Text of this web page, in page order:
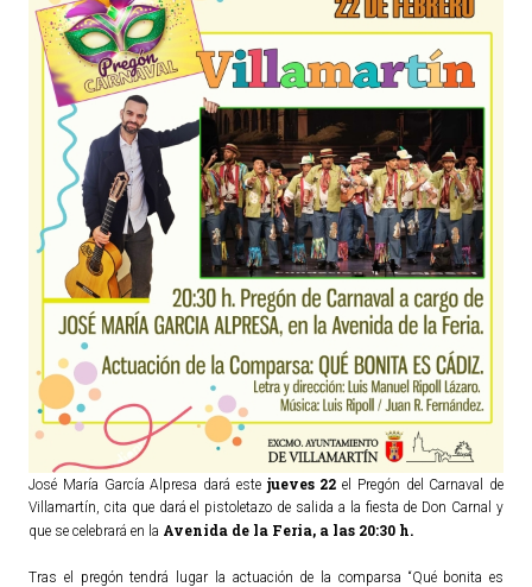
TURISMO
Historia
Qué ver
Fiestas
Gastronomía
Dónde dormir
Dónde comer
Artesanía
Entorno
Callejero
PUBLICACIONES
ACTUALIDAD
José María García Alpresa dará este jueves 22 el Pregón del Carnaval de
Villamartín, cita que dará el pistoletazo de salida a la fiesta de Don Carnal y
que se celebrará en la Avenida de la Feria, a las 20:30 h.
Tras el pregón tendrá lugar la actuación de la comparsa “Qué bonita es